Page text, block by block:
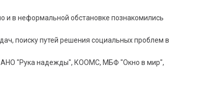
и в неформальной обстановке познакомились
поиску путей решения социальных проблем в
АНО "Рука надежды", КООМС, МБФ "Окно в мир",